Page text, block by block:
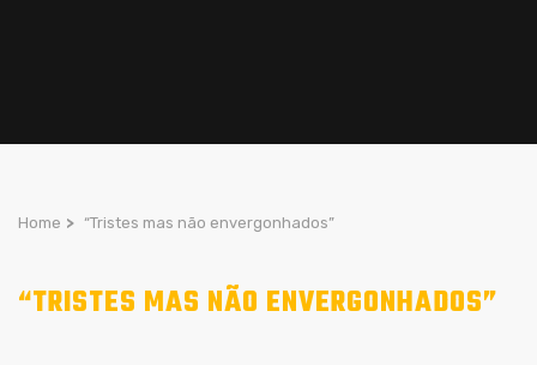
Home > “Tristes mas não envergonhados”
“TRISTES MAS NÃO ENVERGONHADOS”